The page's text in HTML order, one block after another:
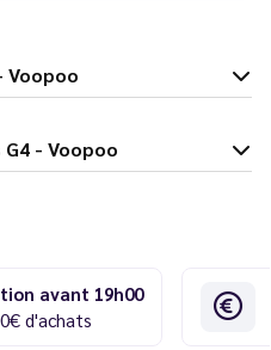
- Voopoo
Argus G4 - Voopoo
avant 19h00
d'achats